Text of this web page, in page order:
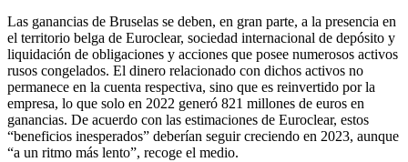
Las ganancias de Bruselas se deben, en gran parte, a la presencia en
el territorio belga de Euroclear, sociedad internacional de depósito y
liquidación de obligaciones y acciones que posee numerosos activos
rusos congelados. El dinero relacionado con dichos activos no
permanece en la cuenta respectiva, sino que es reinvertido por la
empresa, lo que solo en 2022 generó 821 millones de euros en
ganancias. De acuerdo con las estimaciones de Euroclear, estos
“beneficios inesperados” deberían seguir creciendo en 2023, aunque
“a un ritmo más lento”, recoge el medio.